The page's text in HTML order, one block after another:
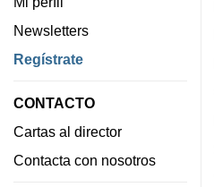
Newsletters
Regístrate
CONTACTO
Cartas al director
Contacta con nosotros